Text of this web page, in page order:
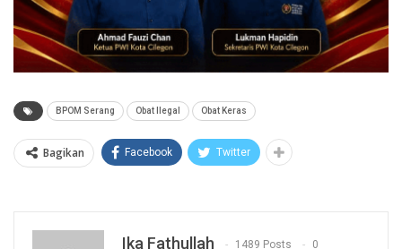
BPOM Serang Obat Ilegal Obat Keras
Bagikan Facebook Twitter
Ika Fathullah 1489 Posts 0